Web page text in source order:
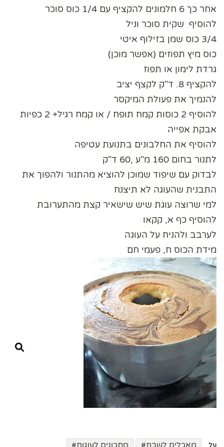
אחר כך 6 חלמונים להקציף עם 1/4 כוס סוכר
להוסיף שקית סוכר וניל
3/4 כוס שמן בזילוף איטי
כוס מיץ תפוזים (אפשר מוכן)
גרדת לימון או תפוז
להקציף 8. ד"ק לקצף יציב
להנמיך את פעולת המיקסר
להוסיף 2 כוסות קמח תופח / או קמח רגיל+ 2 כפיות
אבקת אפייה
להוסיף את החלבונים בתנועת עטיפה
לתנור בחום 160 מ"ע ,60 ד"ק
לבדוק עם שיפוד שמוכן להוציא מהתנור ולהפוך את
התבנית שהעוגה לא תיצנח
למי שרוצה עוגת שיש שישאיר קצת מהתערובת
להוסיף כף א, קקאו
לערבב ולהניח על העוגה
מידת הכוס ח, פעמי חם
על מאכלים לשבת מתכונים לעוגות